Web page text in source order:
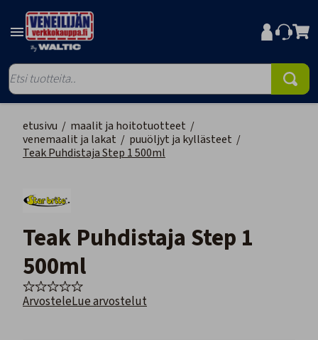
etusivu / maalit ja hoitotuotteet /
venemaalit ja lakat / puuöljyt ja kyllästeet /
Teak Puhdistaja Step 1 500ml
Teak Puhdistaja Step 1
500ml
ArvosteleLue arvostelut